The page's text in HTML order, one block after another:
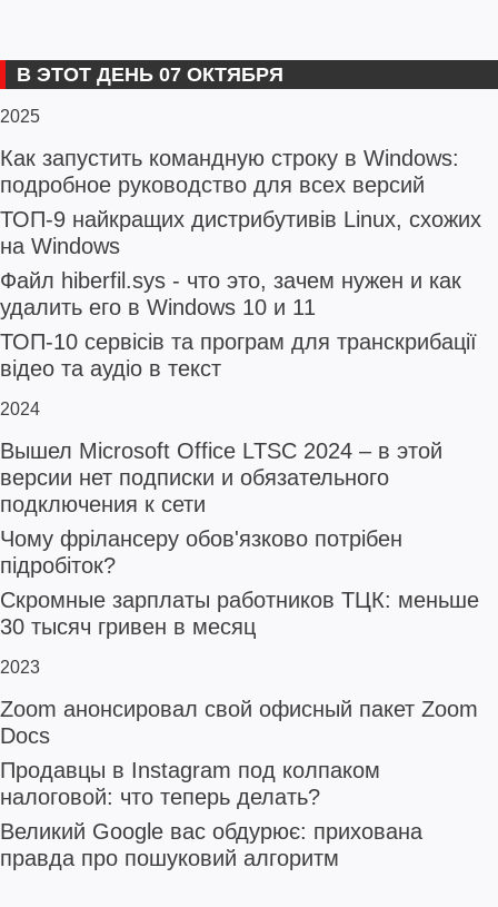
В ЭТОТ ДЕНЬ 07 ОКТЯБРЯ
2025
Как запустить командную строку в Windows:
подробное руководство для всех версий
ТОП-9 найкращих дистрибутивів Linux, схожих
на Windows
Файл hiberfil.sys - что это, зачем нужен и как
удалить его в Windows 10 и 11
ТОП-10 сервісів та програм для транскрибації
відео та аудіо в текст
2024
Вышел Microsoft Office LTSC 2024 – в этой
версии нет подписки и обязательного
подключения к сети
Чому фрілансеру обов'язково потрібен
підробіток?
Скромные зарплаты работников ТЦК: меньше
30 тысяч гривен в месяц
2023
Zoom анонсировал свой офисный пакет Zoom
Docs
Продавцы в Instagram под колпаком
налоговой: что теперь делать?
Великий Google вас обдурює: прихована
правда про пошуковий алгоритм